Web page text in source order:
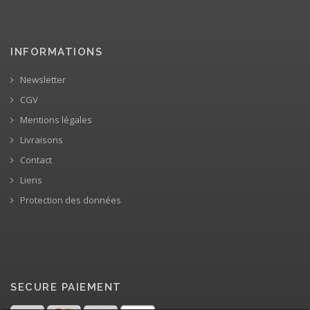
INFORMATIONS
Newsletter
CGV
Mentions légales
Livraisons
Contact
Liens
Protection des données
SECURE PAIEMENT